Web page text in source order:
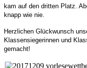
kam auf den dritten Platz.
knapp wie nie.
Herzlichen Glückwunsch
Klassensiegerinnen und
gemacht!